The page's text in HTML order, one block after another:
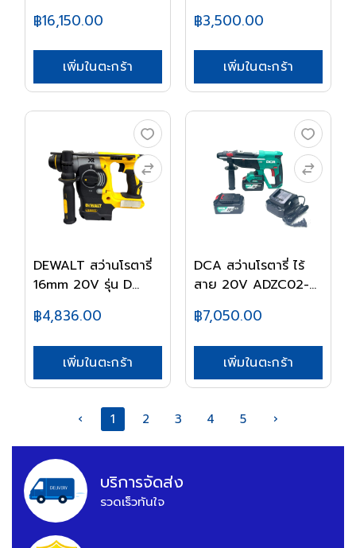
฿16,150.00
เพิ่มในตะกร้า
฿3,500.00
เพิ่มในตะกร้า
DEWALT สว่านโรตารี่
16mm 20V รุ่น D...
฿4,836.00
เพิ่มในตะกร้า
DCA สว่านโรตารี่ ไร้
สาย 20V ADZC02-...
฿7,050.00
เพิ่มในตะกร้า
‹ 1 2 3 4 5 ›
บริการจัดส่ง
รวดเร็วทันใจ